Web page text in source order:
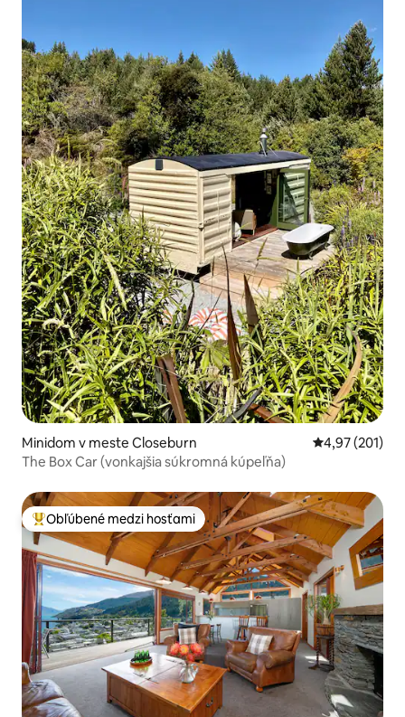
Minidom v meste Closeburn Priemerné
4,97 (201)
The Box Car (vonkajšia súkromná kúpeľňa)
Najobľúbenejšie medzi hosťami
Obľúbené medzi hosťami